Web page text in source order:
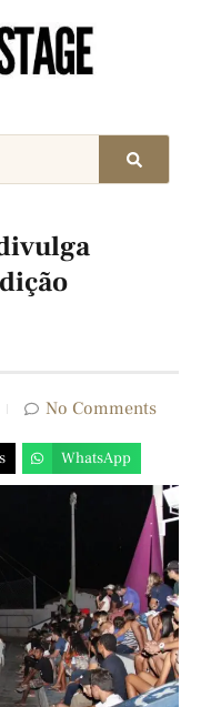
No Comments
WhatsApp